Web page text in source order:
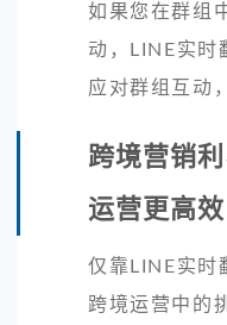
如果您在群组
动，LINE实时
应对群组互动
跨境营销
运营更高效
仅靠LINE实时
跨境运营中的